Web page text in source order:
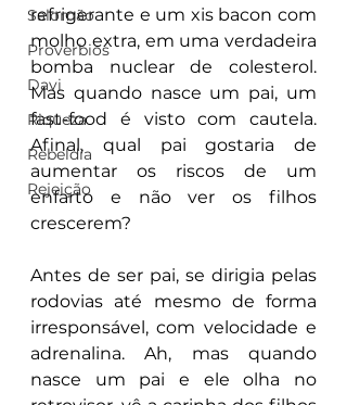
Salomão
Proverbios
Davi
Riqueza
Rebeldia
Rejeição
refrigerante e um xis bacon com
molho extra, em uma verdadeira
bomba nuclear de colesterol.
Mas quando nasce um pai, um
fast-food é visto com cautela.
Afinal, qual pai gostaria de
aumentar os riscos de um
enfarto e não ver os filhos
crescerem?
Antes de ser pai, se dirigia pelas
rodovias até mesmo de forma
irresponsável, com velocidade e
adrenalina. Ah, mas quando
nasce um pai e ele olha no